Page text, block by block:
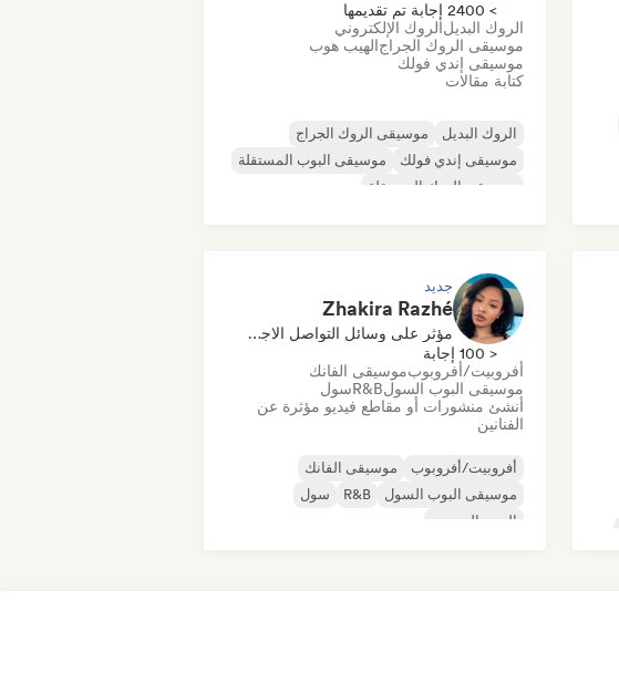
> 2400 إجابة تم تقديمها
الروك البديلالروك الإلكتروني
موسيقى الروك الجراجالهيب هوب
موسيقى إندي فولك
كتابة مقالات
الروك البديل
موسيقى الروك الجراج
موسيقى إندي فولك
موسيقى البوب المستقلة
موسيقى الروك المستقلة
جديد
Zhakira Razhé
مؤثر على وسائل التواصل الاجتماعي
< 100 إجابة
أفروبيت/أفروبوبموسيقى الفانك
موسيقى البوب السولR&Bسول
أنشئ منشورات أو مقاطع فيديو مؤثرة عن
الفنانين
أفروبيت/أفروبوب
موسيقى الفانك
موسيقى البوب السول
R&B
سول
البوب الحضري